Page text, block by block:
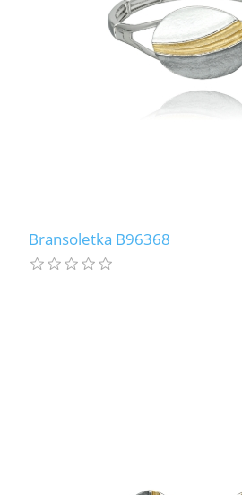
Bransoletka B96368